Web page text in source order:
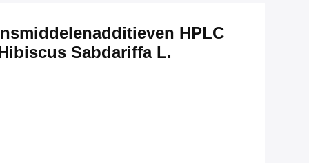
HPLC
Sabdariffa L.